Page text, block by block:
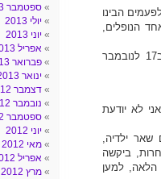
הבינו
הנופלים,
אליהו נקבר בקבר אחים בכפר עציון. רק כעבור שנה וחצי לערך, ב17 לנובמבר
לא יודעת
שאר ילדיה,
ביקשה
הלאה, למען
ספטמבר 2013
יולי 2013
יוני 2013
אפריל 2013
פברואר 2013
ינואר 2013
דצמבר 2012
נובמבר 2012
ספטמבר 2012
יוני 2012
מאי 2012
אפריל 2012
מרץ 2012